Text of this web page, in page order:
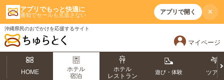
アプリでもっと快適に
通知でセールも見逃さない アプリで開く ×
沖縄県民のおでかけを応援するサイト
マイページ
HOME
ホテル
宿泊
ホテル
レストラン
遊び・体験 ツアー